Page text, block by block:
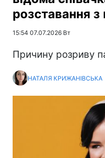
розставання
15:54 07.07.2026 Вт
Причину розриву
НАТАЛЯ КРИЖАНІВСЬКА